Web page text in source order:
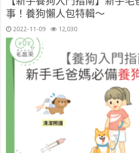
事！養狗懶人包特輯～
2022-11-09 12,030